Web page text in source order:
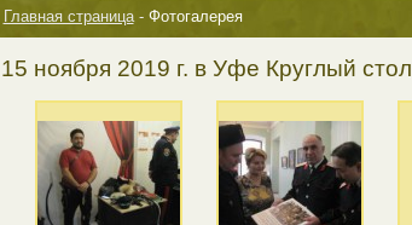
Главная страница - Фотогалерея
15 ноября 2019 г. в Уфе Круглый стол